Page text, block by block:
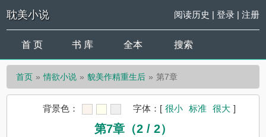
耽美小说 阅读历史 | 登录| 注册
首 页 书 库 全本 搜索
首页 情欲小说 貌美作精重生后 第7章
背景色： 字体： [ 很小 标准 很大 ]
第7章（2 / 2）